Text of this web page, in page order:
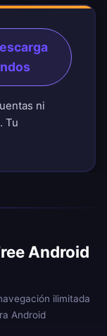
ni
Tu
Android
ilimitada
Android